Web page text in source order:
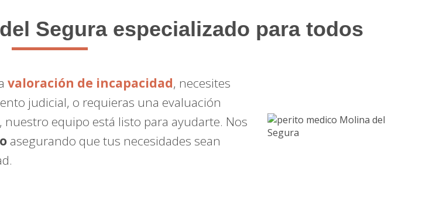
Segura especializado para todos
valoración de incapacidad, necesites
judicial, o requieras una evaluación
, nuestro equipo está listo para ayudarte. Nos
asegurando que tus necesidades sean